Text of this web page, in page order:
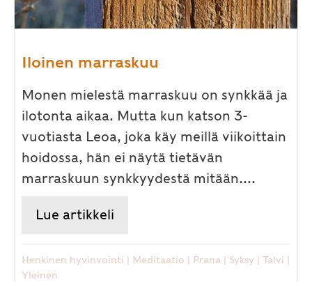
Iloinen marraskuu
Monen mielestä marraskuu on synkkää ja
ilotonta aikaa. Mutta kun katson 3-
vuotiasta Leoa, joka käy meillä viikoittain
hoidossa, hän ei näytä tietävän
marraskuun synkkyydestä mitään....
Lue artikkeli
Henkinen hyvinvointi | Meditaatio | Prana | Syksy | Talvi |
Yleinen